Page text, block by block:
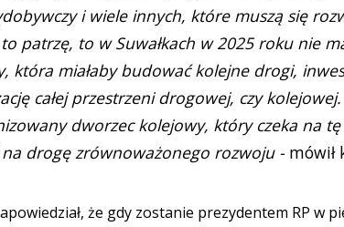
i wiele innych, które muszą się
patrzę, to w Suwałkach w 2025 roku nie
która miałaby budować kolejne drogi,
całej przestrzeni drogowej, czy
dworzec kolejowy, który czeka na
drogę zrównoważonego rozwoju -
że gdy zostanie prezydentem RP w